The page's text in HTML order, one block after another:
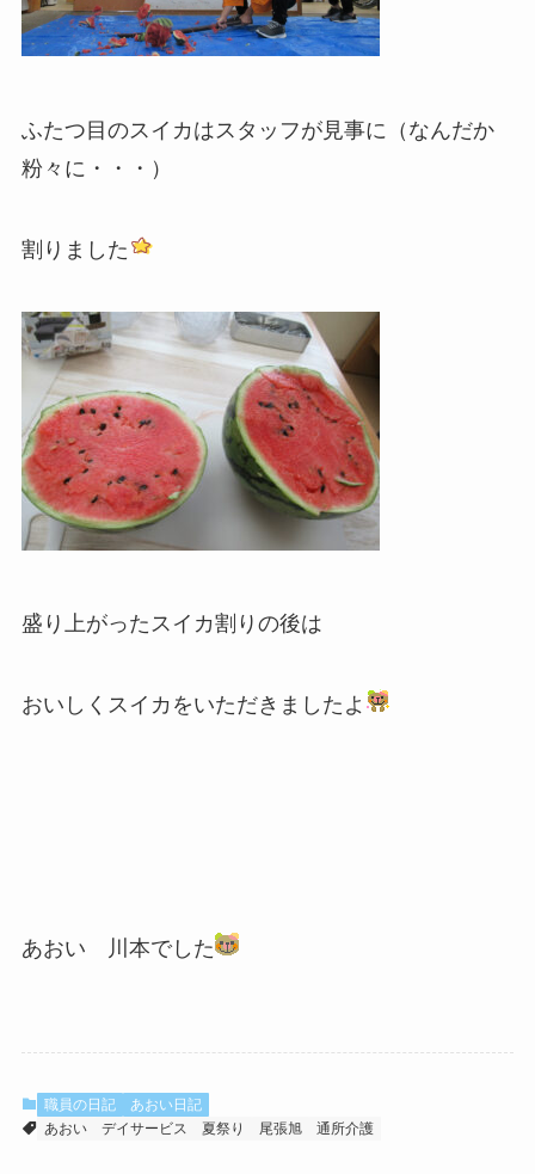
ふたつ目のスイカはスタッフが見事に（なんだか
粉々に・・・）
割りました
盛り上がったスイカ割りの後は
おいしくスイカをいただきましたよ
あおい 川本でした
職員の日記
あおい日記
あおい
デイサービス 夏祭り 尾張旭 通所介護